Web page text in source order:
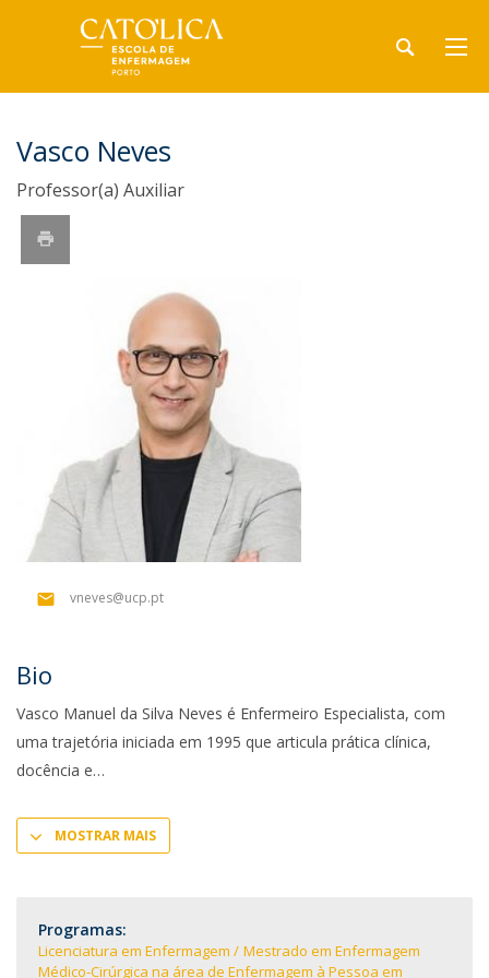
Vasco Neves
Professor(a) Auxiliar
vneves@ucp.pt
Bio
Vasco Manuel da Silva Neves é Enfermeiro Especialista, com
uma trajetória iniciada em 1995 que articula prática clínica,
docência e
MOSTRAR MAIS
Programas:
Licenciatura em Enfermagem
Mestrado em Enfermagem
Médico-Cirúrgica na área de Enfermagem à Pessoa em